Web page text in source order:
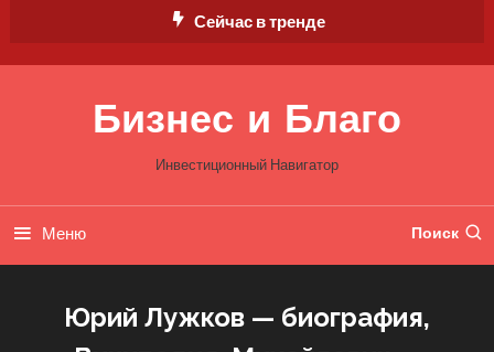
Сейчас в тренде
Бизнес и Благо
Инвестиционный Навигатор
Меню Поиск
Юрий Лужков — биография,